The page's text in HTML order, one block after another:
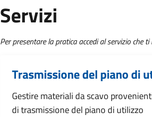
Servizi
Per presentare la pratica accedi al servizio che
Trasmissione del piano di
Gestire materiali da scavo
di trasmissione del piano di utilizzo